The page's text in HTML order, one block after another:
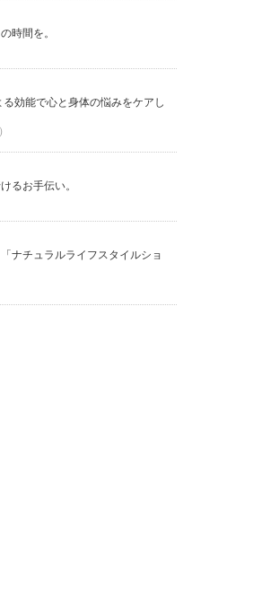
時間を。
効能で心と身体の悩みをケアし
るお手伝い。
ナチュラルライフスタイルショ